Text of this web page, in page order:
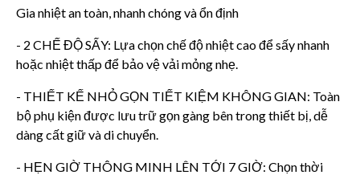
Gia nhiệt an toàn, nhanh chóng và ổn định
- 2 CHẾ ĐỘ SẤY: Lựa chọn chế độ nhiệt cao để sấy nhanh
hoặc nhiệt thấp để bảo vệ vải mỏng nhẹ.
- THIẾT KẾ NHỎ GỌN TIẾT KIỆM KHÔNG GIAN: Toàn
bộ phụ kiện được lưu trữ gọn gàng bên trong thiết bị, dễ
dàng cất giữ và di chuyển.
- HẸN GIỜ THÔNG MINH LÊN TỚI 7 GIỜ: Chọn thời